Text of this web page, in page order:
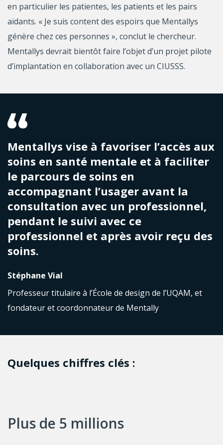
en particulier les patientes, les patients et les pairs
aidants. « Je suis content des espoirs que Mentallys
génère chez ces personnes », conclut le chercheur.
Mentallys devrait bientôt faire l’objet d’un projet pilote
d’implantation en collaboration avec un CIUSSS.
Mentallys vise à favoriser l’accès aux
soins en santé mentale et à faciliter
le parcours de soins en
accompagnant l’usager avant la
consultation avec un professionnel,
pendant le suivi avec ce
professionnel et après avoir reçu des
soins.
Stéphane Vial
Professeur titulaire à l’École de design de l’UQAM, et
fondateur et coordonnateur de Mentally
Quelques chiffres clés :
Plus de 5 millions